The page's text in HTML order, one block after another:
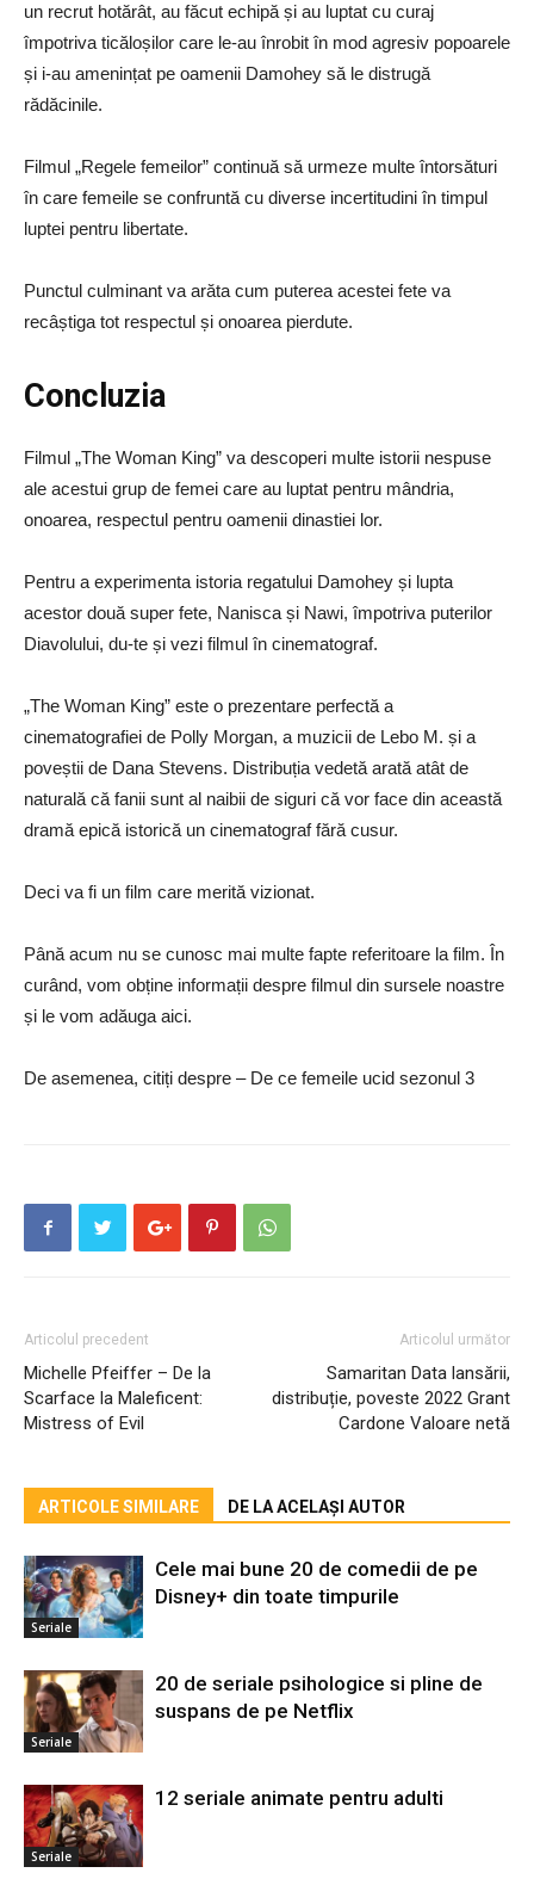
un recrut hotărât, au făcut echipă și au luptat cu curaj
împotriva ticăloșilor care le-au înrobit în mod agresiv popoarele
și i-au amenințat pe oamenii Damohey să le distrugă
rădăcinile.
Filmul „Regele femeilor” continuă să urmeze multe întorsături
în care femeile se confruntă cu diverse incertitudini în timpul
luptei pentru libertate.
Punctul culminant va arăta cum puterea acestei fete va
recâștiga tot respectul și onoarea pierdute.
Concluzia
Filmul „The Woman King” va descoperi multe istorii nespuse
ale acestui grup de femei care au luptat pentru mândria,
onoarea, respectul pentru oamenii dinastiei lor.
Pentru a experimenta istoria regatului Damohey și lupta
acestor două super fete, Nanisca și Nawi, împotriva puterilor
Diavolului, du-te și vezi filmul în cinematograf.
„The Woman King” este o prezentare perfectă a
cinematografiei de Polly Morgan, a muzicii de Lebo M. și a
poveștii de Dana Stevens. Distribuția vedetă arată atât de
naturală că fanii sunt al naibii de siguri că vor face din această
dramă epică istorică un cinematograf fără cusur.
Deci va fi un film care merită vizionat.
Până acum nu se cunosc mai multe fapte referitoare la film. În
curând, vom obține informații despre filmul din sursele noastre
și le vom adăuga aici.
De asemenea, citiți despre – De ce femeile ucid sezonul 3
Articolul precedent
Michelle Pfeiffer – De la
Scarface la Maleficent:
Mistress of Evil
Articolul următor
Samaritan Data lansării,
distribuție, poveste 2022 Grant
Cardone Valoare netă
ARTICOLE SIMILARE DE LA ACELAȘI AUTOR
Seriale
Cele mai bune 20 de comedii de pe
Disney+ din toate timpurile
Seriale
20 de seriale psihologice si pline de
suspans de pe Netflix
Seriale
12 seriale animate pentru adulti